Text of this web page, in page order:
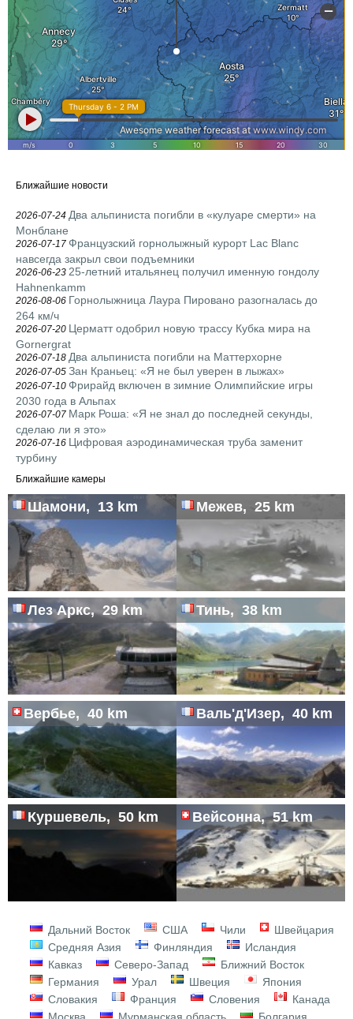
Ближайшие новости
2026-07-24 Два альпиниста погибли в «кулуаре смерти» на
Монблане
2026-07-17 Французский горнолыжный курорт Lac Blanc
навсегда закрыл свои подъемники
2026-06-23 25-летний итальянец получил именную гондолу
Hahnenkamm
2026-08-06 Горнолыжница Лаура Пировано разогналась до
264 км/ч
2026-07-20 Церматт одобрил новую трассу Кубка мира на
Gornergrat
2026-07-18 Два альпиниста погибли на Маттерхорне
2026-07-05 Зан Краньец: «Я не был уверен в лыжах»
2026-07-10 Фрирайд включен в зимние Олимпийские игры
2030 года в Альпах
2026-07-07 Марк Роша: «Я не знал до последней секунды,
сделаю ли я это»
2026-07-16 Цифровая аэродинамическая труба заменит
турбину
Ближайшие камеры
Шамони, 13 km Межев, 25 km
Лез Аркс, 29 km Тинь, 38 km
Вербье, 40 km Валь'д'Изер, 40 km
Куршевель, 50 km Вейсонна, 51 km
Дальний Восток США Чили
Швейцария
Средняя Азия
Финляндия
Исландия
Кавказ
Северо-Запад
Ближний Восток
Германия
Урал Швеция
Япония
Словакия
Франция Словения
Канада